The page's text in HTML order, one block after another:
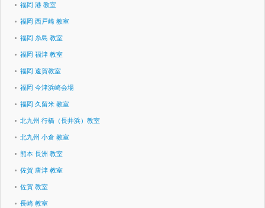
福岡 港 教室
福岡 西戸崎 教室
福岡 糸島 教室
福岡 福津 教室
福岡 遠賀教室
福岡 今津浜崎会場
福岡 久留米 教室
北九州 行橋（長井浜）教室
北九州 小倉 教室
熊本 長洲 教室
佐賀 唐津 教室
佐賀 教室
長崎 教室